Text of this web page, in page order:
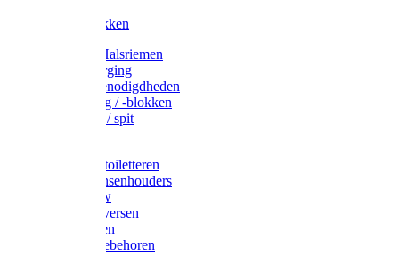
Varkensbakken
Halsters / Halsriemen
Hoefverzorging
Lammer benodigdheden
Ramdektuig / -blokken
Vastzetpen / spit
Poetsen & toiletteren
Zadel-/Trensenhouders
Halstertouw
Halsters diversen
Hoofdstellen
Zadel & toebehoren